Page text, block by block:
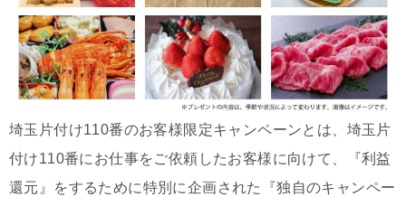
埼玉片付け110番のお客様限定キャンペーンとは、埼玉片
付け110番にお仕事をご依頼したお客様に向けて、『利益
還元』をするために特別に企画された『独自のキャンペー